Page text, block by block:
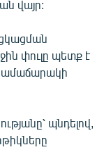
վայր:
փուլը պետք է
պնդելով,